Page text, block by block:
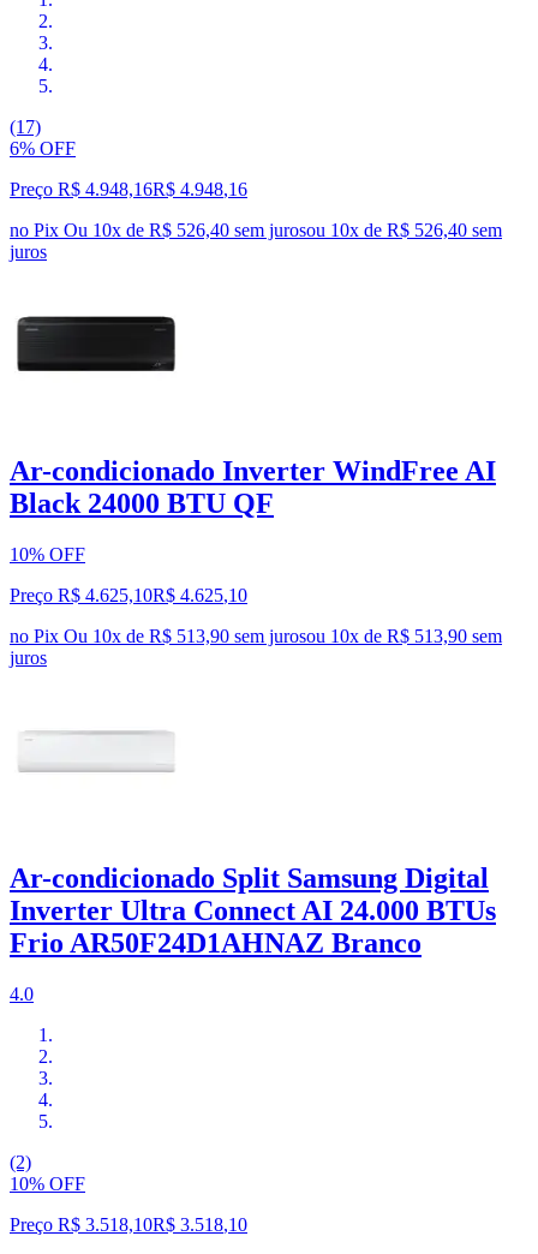
(17)
6% OFF
Preço R$ 4.948,16R$ 4.948,16
no Pix Ou 10x de R$ 526,40 sem jurosou 10x de R$ 526,40 sem
juros
Ar-condicionado Inverter WindFree AI
Black 24000 BTU QF
10% OFF
Preço R$ 4.625,10R$ 4.625,10
no Pix Ou 10x de R$ 513,90 sem jurosou 10x de R$ 513,90 sem
juros
Ar-condicionado Split Samsung Digital
Inverter Ultra Connect AI 24.000 BTUs
Frio AR50F24D1AHNAZ Branco
4.0
(2)
10% OFF
Preço R$ 3.518,10R$ 3.518,10